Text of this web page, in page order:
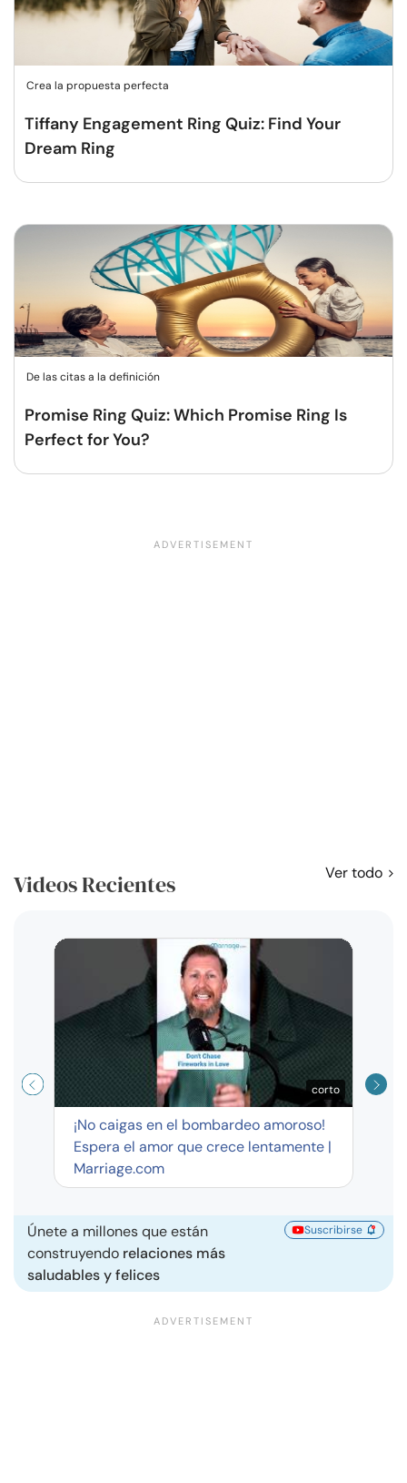
Crea la propuesta perfecta
Tiffany Engagement Ring Quiz: Find Your
Dream Ring
De las citas a la definición
Promise Ring Quiz: Which Promise Ring Is
Perfect for You?
Videos Recientes Ver todo
corto
¡No caigas en el bombardeo amoroso!
Espera el amor que crece lentamente |
Marriage.com
Únete a millones que están
construyendo relaciones más
saludables y felices
Suscribirse